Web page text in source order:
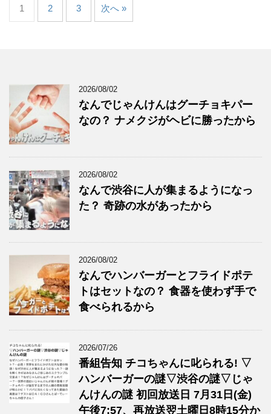
1 2 3 次へ »
2026/08/02
なんでじゃんけんはグーチョキパー
なの？ ナメクジがヘビに勝ったから
2026/08/02
なんで渋谷に人が集まるようになっ
た？ 奇跡の水があったから
2026/08/02
なんでハンバーガーとフライドポテ
トはセットなの？ 食器を使わず手で
食べられるから
2026/07/26
番組告知 チコちゃんに叱られる! ▽
ハンバーガーの謎▽渋谷の謎▽じゃ
んけんの謎 初回放送日 7月31日(金)
午後7:57、再放送翌土曜日8時15分か